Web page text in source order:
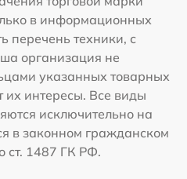
в информационных
перечень техники, с
организация не
указанных товарных
их интересы. Все виды
исключительно на
в законном гражданском
ст. 1487 ГК РФ.